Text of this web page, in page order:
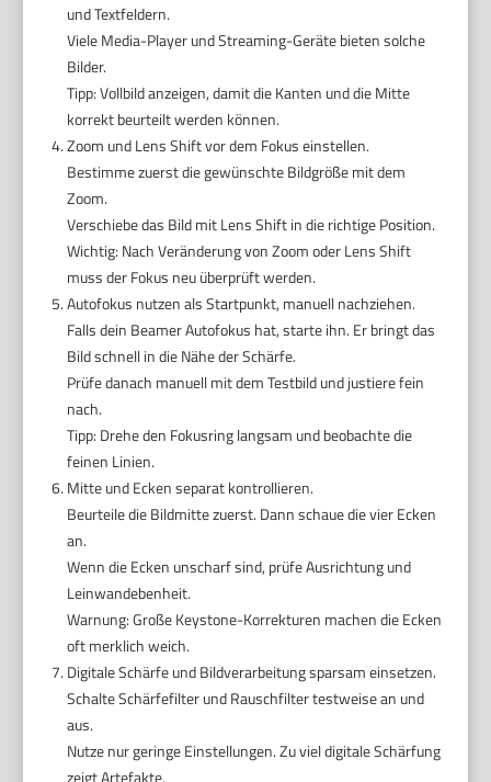
und Textfeldern.
Viele Media-Player und Streaming-Geräte bieten solche
Bilder.
Tipp: Vollbild anzeigen, damit die Kanten und die Mitte
korrekt beurteilt werden können.
Zoom und Lens Shift vor dem Fokus einstellen.
Bestimme zuerst die gewünschte Bildgröße mit dem
Zoom.
Verschiebe das Bild mit Lens Shift in die richtige Position.
Wichtig: Nach Veränderung von Zoom oder Lens Shift
muss der Fokus neu überprüft werden.
Autofokus nutzen als Startpunkt, manuell nachziehen.
Falls dein Beamer Autofokus hat, starte ihn. Er bringt das
Bild schnell in die Nähe der Schärfe.
Prüfe danach manuell mit dem Testbild und justiere fein
nach.
Tipp: Drehe den Fokusring langsam und beobachte die
feinen Linien.
Mitte und Ecken separat kontrollieren.
Beurteile die Bildmitte zuerst. Dann schaue die vier Ecken
an.
Wenn die Ecken unscharf sind, prüfe Ausrichtung und
Leinwandebenheit.
Warnung: Große Keystone-Korrekturen machen die Ecken
oft merklich weich.
Digitale Schärfe und Bildverarbeitung sparsam einsetzen.
Schalte Schärfefilter und Rauschfilter testweise an und
aus.
Nutze nur geringe Einstellungen. Zu viel digitale Schärfung
zeigt Artefakte.